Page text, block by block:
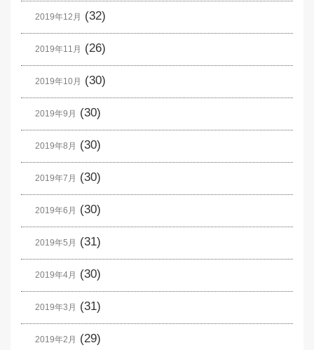
2019年12月 (32)
2019年11月 (26)
2019年10月 (30)
2019年9月 (30)
2019年8月 (30)
2019年7月 (30)
2019年6月 (30)
2019年5月 (31)
2019年4月 (30)
2019年3月 (31)
2019年2月 (29)